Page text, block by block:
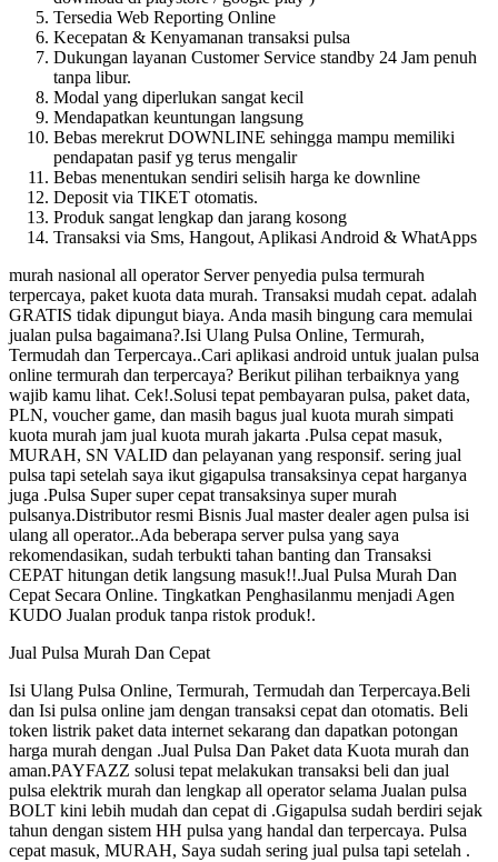
Tersedia Web Reporting Online
Kecepatan & Kenyamanan transaksi pulsa
Dukungan layanan Customer Service standby 24 Jam penuh
tanpa libur.
Modal yang diperlukan sangat kecil
Mendapatkan keuntungan langsung
Bebas merekrut DOWNLINE sehingga mampu memiliki
pendapatan pasif yg terus mengalir
Bebas menentukan sendiri selisih harga ke downline
Deposit via TIKET otomatis.
Produk sangat lengkap dan jarang kosong
Transaksi via Sms, Hangout, Aplikasi Android & WhatApps
murah nasional all operator Server penyedia pulsa termurah
terpercaya, paket kuota data murah. Transaksi mudah cepat. adalah
GRATIS tidak dipungut biaya. Anda masih bingung cara memulai
jualan pulsa bagaimana?.Isi Ulang Pulsa Online, Termurah,
Termudah dan Terpercaya..Cari aplikasi android untuk jualan pulsa
online termurah dan terpercaya? Berikut pilihan terbaiknya yang
wajib kamu lihat. Cek!.Solusi tepat pembayaran pulsa, paket data,
PLN, voucher game, dan masih bagus jual kuota murah simpati
kuota murah jam jual kuota murah jakarta .Pulsa cepat masuk,
MURAH, SN VALID dan pelayanan yang responsif. sering jual
pulsa tapi setelah saya ikut gigapulsa transaksinya cepat harganya
juga .Pulsa Super super cepat transaksinya super murah
pulsanya.Distributor resmi Bisnis Jual master dealer agen pulsa isi
ulang all operator..Ada beberapa server pulsa yang saya
rekomendasikan, sudah terbukti tahan banting dan Transaksi
CEPAT hitungan detik langsung masuk!!.Jual Pulsa Murah Dan
Cepat Secara Online. Tingkatkan Penghasilanmu menjadi Agen
KUDO Jualan produk tanpa ristok produk!.
Jual Pulsa Murah Dan Cepat
Isi Ulang Pulsa Online, Termurah, Termudah dan Terpercaya.Beli
dan Isi pulsa online jam dengan transaksi cepat dan otomatis. Beli
token listrik paket data internet sekarang dan dapatkan potongan
harga murah dengan .Jual Pulsa Dan Paket data Kuota murah dan
aman.PAYFAZZ solusi tepat melakukan transaksi beli dan jual
pulsa elektrik murah dan lengkap all operator selama Jualan pulsa
BOLT kini lebih mudah dan cepat di .Gigapulsa sudah berdiri sejak
tahun dengan sistem HH pulsa yang handal dan terpercaya. Pulsa
cepat masuk, MURAH, Saya sudah sering jual pulsa tapi setelah .